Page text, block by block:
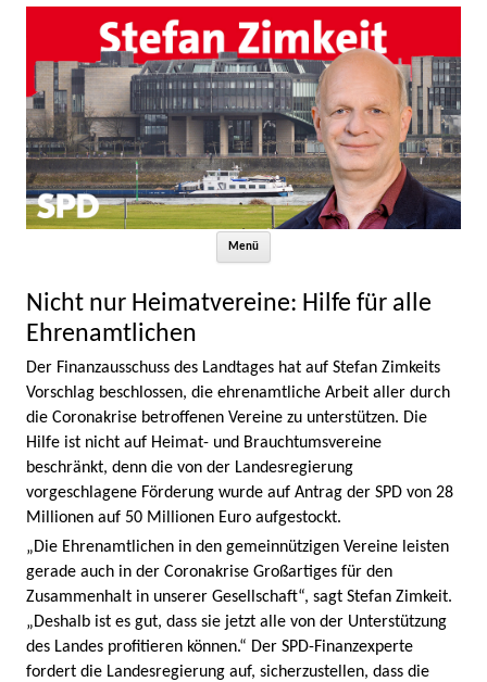
Menü
Nicht nur Heimatvereine: Hilfe für alle
Ehrenamtlichen
Der Finanzausschuss des Landtages hat auf Stefan Zimkeits
Vorschlag beschlossen, die ehrenamtliche Arbeit aller durch
die Coronakrise betroffenen Vereine zu unterstützen. Die
Hilfe ist nicht auf Heimat- und Brauchtumsvereine
beschränkt, denn die von der Landesregierung
vorgeschlagene Förderung wurde auf Antrag der SPD von 28
Millionen auf 50 Millionen Euro aufgestockt.
„Die Ehrenamtlichen in den gemeinnützigen Vereine leisten
gerade auch in der Coronakrise Großartiges für den
Zusammenhalt in unserer Gesellschaft“, sagt Stefan Zimkeit.
„Deshalb ist es gut, dass sie jetzt alle von der Unterstützung
des Landes profitieren können.“ Der SPD-Finanzexperte
fordert die Landesregierung auf, sicherzustellen, dass die